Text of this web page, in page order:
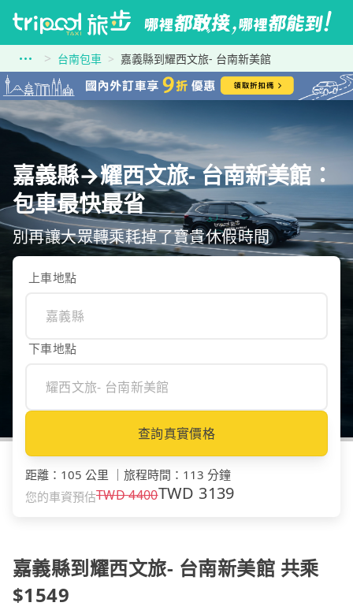
台南包車 嘉義縣到耀西文旅- 台南新美館
嘉義縣→耀西文旅- 台南新美館：
包車最快最省
別再讓大眾轉乘耗掉了寶貴休假時間
上車地點
下車地點
查詢真實價格
距離 ： 105 公里 旅程時間 ： 113 分鐘
您的車資預估TWD4400TWD 3139
嘉義縣到耀西文旅- 台南新美館 共乘
$1549